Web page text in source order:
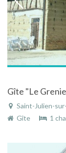
Saint-Julien-sur-
Gîte
1